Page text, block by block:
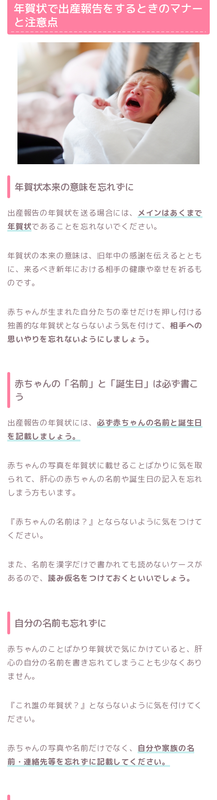
年賀状で出産報告をするときのマナー
と注意点
年賀状本来の意味を忘れずに
出産報告の年賀状を送る場合には、 メインはあくまで
年賀状であることを忘れないでください。
年賀状の本来の意味は、旧年中の感謝を伝えるととも
に、来るべき新年における相手の健康や幸せを祈るも
のです。
赤ちゃんが生まれた自分たちの幸せだけを押し付ける
独善的な年賀状とならないよう気を付けて、 相手への
思いやりを忘れないようにしましょう。
赤ちゃんの「名前」と「誕生日」は必ず書こ
う
出産報告の年賀状には、 必ず赤ちゃんの名前と誕生日
を記載しましょう。
赤ちゃんの写真を年賀状に載せることばかりに気を取
られて、肝心の赤ちゃんの名前や誕生日の記入を忘れ
しまう方もいます。
『赤ちゃんの名前は？』とならないように気をつけて
ください。
また、名前を漢字だけで書かれても読めないケースが
あるので、 読み仮名をつけておくといいでしょう。
自分の名前も忘れずに
赤ちゃんのことばかり年賀状で気にかけていると、肝
心の自分の名前を書き忘れてしまうことも少なくあり
ません。
『これ誰の年賀状？』とならないように気を付けてく
ださい。
赤ちゃんの写真や名前だけでなく、 自分や家族の名
前・連絡先等を忘れずに記載してください。